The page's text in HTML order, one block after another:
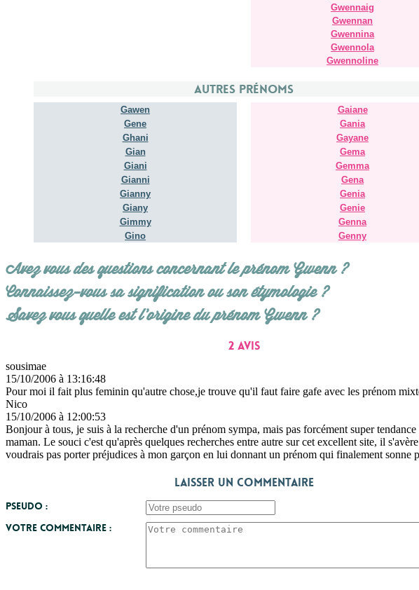
Gwennaig
Gwennan
Gwennina
Gwennola
Gwennoline
Autres prénoms
Gawen
Gene
Ghani
Gian
Giani
Gianni
Gianny
Giany
Gimmy
Gino
Gaiane
Gania
Gayane
Gema
Gemma
Gena
Genia
Genie
Genna
Genny
Avez vous des questions concernant le prénom Gwenn ?
Connaissez-vous sa signification ou son étymologie ?
Savez vous quelle est l'origine du prénom Gwenn ?
2 avis
sousimae
15/10/2006 à 13:16:48
Pour moi il fait plus feminin qu'autre chose,je trouve qu'il faut faire gafe avec les prénom
Nico
15/10/2006 à 12:00:53
Bonjour à tous, je suis à la recherche d'un prénom sympa, mais pas forcément super
maman. Le souci c'est qu'après quelques recherches entre autre sur cet excellent site, il
voudrais pas porter préjudices à mon garçon en lui donnant un prénom qui finalement
Laisser un commentaire
Pseudo :
Votre commentaire :